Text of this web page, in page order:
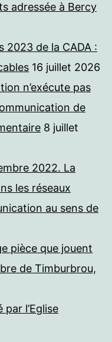
adressée à Bercy
2023 de la CADA :
16 juillet 2026
n’exécute pas
de
8 juillet
2022. La
les réseaux
au sens de
pièce que jouent
de Timburbrou,
l’Eglise